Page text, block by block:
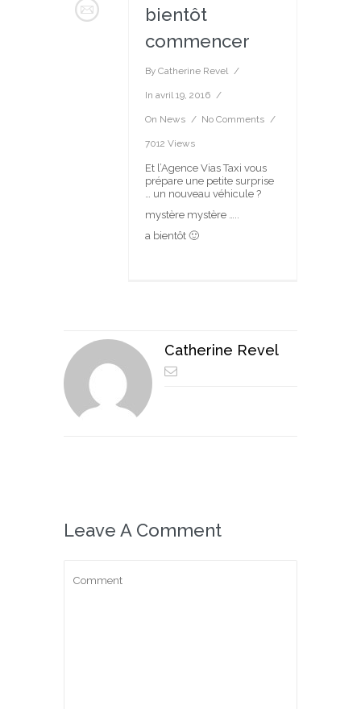
bientôt
commencer
By Catherine Revel
In avril 19, 2016
On News No Comments
7012 Views
Et l’Agence Vias Taxi vous
prépare une petite surprise
… un nouveau véhicule ?
mystère mystère …..
a bientôt 🙂
Catherine Revel
Leave A Comment